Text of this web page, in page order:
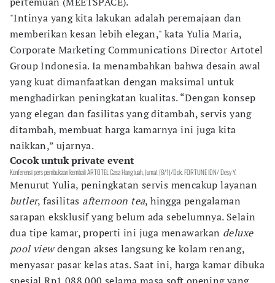
"Intinya yang kita lakukan adalah peremajaan dan
memberikan kesan lebih elegan," kata Yulia Maria,
Corporate Marketing Communications Director Artotel
Group Indonesia. Ia menambahkan bahwa desain awal
yang kuat dimanfaatkan dengan maksimal untuk
menghadirkan peningkatan kualitas. “Dengan konsep
yang elegan dan fasilitas yang ditambah, servis yang
ditambah, membuat harga kamarnya ini juga kita
naikkan,” ujarnya.
Cocok untuk private event
Konferensi pers pembukaan kembali ARTOTEL Casa Hangtuah, Jumat (8/1)/Dok. FORTUNE IDN/ Desy Y.
Menurut Yulia, peningkatan servis mencakup layanan
butler, fasilitas afternoon tea, hingga pengalaman
sarapan eksklusif yang belum ada sebelumnya. Selain
dua tipe kamar, properti ini juga menawarkan deluxe
pool viewdengan akses langsung ke kolam renang,
menyasar pasar kelas atas. Saat ini, harga kamar dibuka